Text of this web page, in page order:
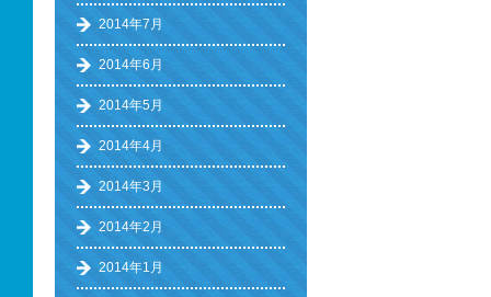
2014年7月
2014年6月
2014年5月
2014年4月
2014年3月
2014年2月
2014年1月